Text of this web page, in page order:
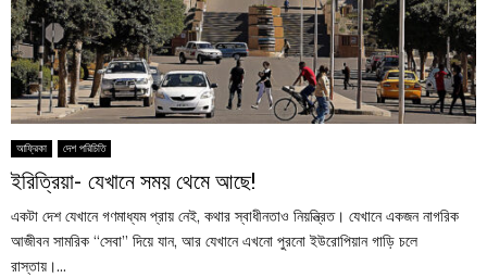
আফ্রিকা দেশ পরিচিতি
ইরিত্রিয়া- যেখানে সময় থেমে আছে!
একটা দেশ যেখানে গণমাধ্যম প্রায় নেই, কথার স্বাধীনতাও নিয়ন্ত্রিত। যেখানে একজন নাগরিক
আজীবন সামরিক “সেবা” দিয়ে যান, আর যেখানে এখনো পুরনো ইউরোপিয়ান গাড়ি চলে
রাস্তায়।...